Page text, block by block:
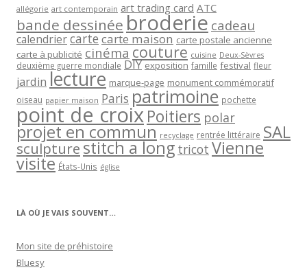
allégorie art contemporain art trading card ATC
bande dessinée broderie cadeau
calendriercartecarte maison carte postale ancienne
carte à publicité cinéma couture cuisine Deux-Sèvres
deuxième guerre mondiale DIY exposition famille festival fleur
jardin lecture marque-page monument commémoratif
oiseau papier maison Paris patrimoine pochette
point de croixPoitiers polar
projet en commun recyclage rentrée littéraire SAL
sculpturestitch a long tricot Vienne
visite États-Unis église
LÀ OÙ JE VAIS SOUVENT…
Mon site de préhistoire
Bluesy